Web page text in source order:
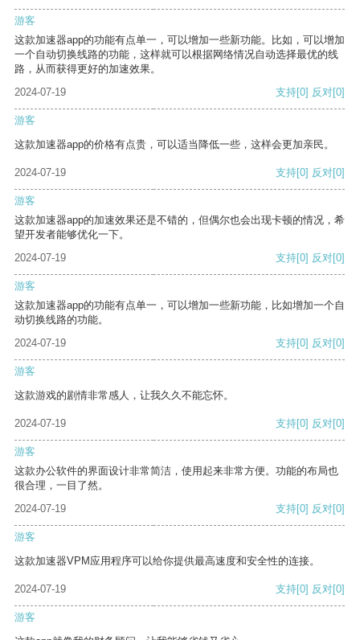
游客
这款加速器app的功能有点单一，可以增加一些新功能。比如，可以增加
一个自动切换线路的功能，这样就可以根据网络情况自动选择最优的线
路，从而获得更好的加速效果。
2024-07-19
支持[0] 反对[0]
游客
这款加速器app的价格有点贵，可以适当降低一些，这样会更加亲民。
2024-07-19 支持[0] 反对[0]
游客
这款加速器app的加速效果还是不错的，但偶尔也会出现卡顿的情况，希
望开发者能够优化一下。
2024-07-19
支持[0] 反对[0]
游客
这款加速器app的功能有点单一，可以增加一些新功能，比如增加一个自
动切换线路的功能。
2024-07-19
支持[0] 反对[0]
游客
这款游戏的剧情非常感人，让我久久不能忘怀。
2024-07-19 支持[0] 反对[0]
游客
这款办公软件的界面设计非常简洁，使用起来非常方便。功能的布局也
很合理，一目了然。
2024-07-19
支持[0] 反对[0]
游客
这款加速器VPM应用程序可以给你提供最高速度和安全性的连接。
2024-07-19 支持[0] 反对[0]
游客